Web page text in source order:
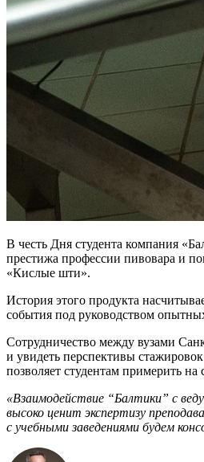
В честь Дня студента компания
престижа профессии пивовара и
«Кислые шти».
История этого продукта
события под руководством
Сотрудничество между вузами
и увидеть перспективы
позволяет студентам примерить
«Взаимодействие “Балтики” с
высоко ценит экспертизу
с учебными заведениями будем